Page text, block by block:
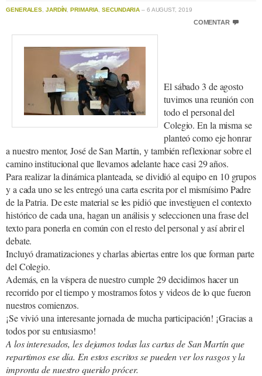
GENERALES JARDÍN ,PRIMARIA ,SECUNDARIA – 6 AUGUST, 2019
COMENTAR
El sábado 3 de agosto
tuvimos una reunión con
todo el personal del
Colegio. En la misma se
planteó como eje honrar
a nuestro mentor, José de San Martín, y también reflexionar sobre el
camino institucional que llevamos adelante hace casi 29 años.
Para realizar la dinámica planteada, se dividió al equipo en 10 grupos
y a cada uno se les entregó una carta escrita por el mismísimo Padre
de la Patria. De este material se les pidió que investiguen el contexto
histórico de cada una, hagan un análisis y seleccionen una frase del
texto para ponerla en común con el resto del personal y así abrir el
debate.
Incluyó dramatizaciones y charlas abiertas entre los que forman parte
del Colegio.
Además, en la víspera de nuestro cumple 29 decidimos hacer un
recorrido por el tiempo y mostramos fotos y videos de lo que fueron
nuestros comienzos.
¡Se vivió una interesante jornada de mucha participación! ¡Gracias a
todos por su entusiasmo!
A los interesados, les dejamos todas las cartas de San Martín que
repartimos ese día. En estos escritos se pueden ver los rasgos y la
impronta de nuestro querido prócer.